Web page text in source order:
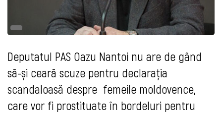
Deputatul PAS Oazu Nantoi nu are de gând
să-și ceară scuze pentru declarația
scandaloasă despre femeile moldovence,
care vor fi prostituate în bordeluri pentru